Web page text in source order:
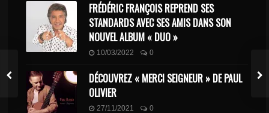
FRÉDÉRIC FRANÇOIS REPREND SES
STANDARDS AVEC SES AMIS DANS SON
NOUVEL ALBUM « DUO »
10/03/2022 0
DÉCOUVREZ « MERCI SEIGNEUR » DE PAUL
OLIVIER
27/11/2021 0